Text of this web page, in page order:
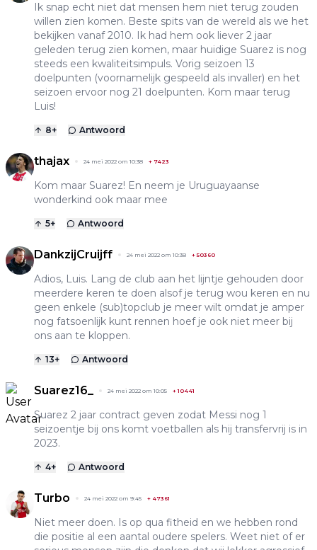
Ik snap echt niet dat mensen hem niet terug zouden
willen zien komen. Beste spits van de wereld als we het
bekijken vanaf 2010. Ik had hem ook liever 2 jaar
geleden terug zien komen, maar huidige Suarez is nog
steeds een kwaliteitsimpuls. Vorig seizoen 13
doelpunten (voornamelijk gespeeld als invaller) en het
seizoen ervoor nog 21 doelpunten. Kom maar terug
Luis!
8+ Antwoord
thajax 24 mei 2022 om 10:38 + 7423
Kom maar Suarez! En neem je Uruguayaanse
wonderkind ook maar mee
5+ Antwoord
DankzijCruijff 24 mei 2022 om 10:38 +50360
Adios, Luis. Lang de club aan het lijntje gehouden door
meerdere keren te doen alsof je terug wou keren en nu
geen enkele (sub)topclub je meer wilt omdat je amper
nog fatsoenlijk kunt rennen hoef je ook niet meer bij
ons aan te kloppen.
13+ Antwoord
Suarez16_ 24 mei 2022 om 10:05 +10441
Suarez 2 jaar contract geven zodat Messi nog 1
seizoentje bij ons komt voetballen als hij transfervrij is in
2023.
4+ Antwoord
Turbo 24 mei 2022 om 9:45 + 47361
Niet meer doen. Is op qua fitheid en we hebben rond
die positie al een aantal oudere spelers. Weet niet of er